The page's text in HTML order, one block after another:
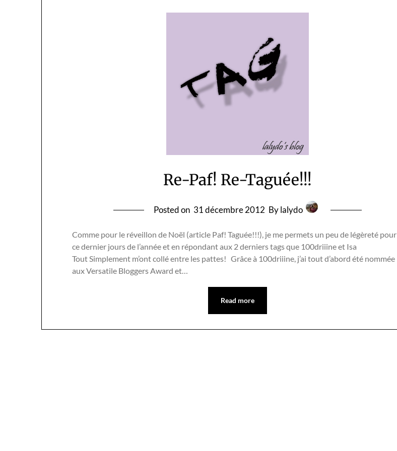
Re-Paf! Re-Taguée!!!
Posted on 31 décembre 2012 By lalydo
Comme pour le réveillon de Noël (article Paf! Taguée!!!), je me permets un peu de légèreté pour
ce dernier jours de l’année et en répondant aux 2 derniers tags que 100driiine et Isa
Tout Simplement m’ont collé entre les pattes! Grâce à 100driiine, j’ai tout d’abord été nommée
aux Versatile Bloggers Award et…
Read more